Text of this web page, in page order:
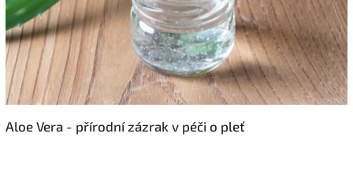
Aloe Vera - přírodní zázrak v péči o pleť